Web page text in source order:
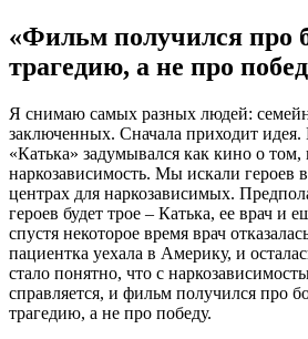
«Фильм получился про
трагедию, а не про
Я снимаю самых разных людей:
заключенных. Сначала приходит
«Катька» задумывался как кино о том,
наркозависимость. Мы искали героев
центрах для наркозависимых.
героев будет трое – Катька, ее врач и
спустя некоторое время врач
пациентка уехала в Америку, и
стало понятно, что с
справляется, и фильм получился про
трагедию, а не про победу.